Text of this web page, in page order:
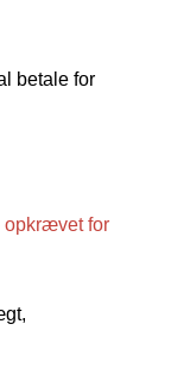
betale for
opkrævet for